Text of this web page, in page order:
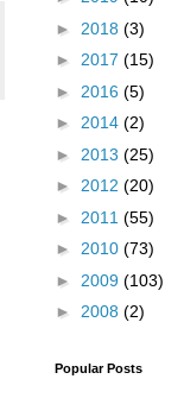
► 2018 (3)
► 2017 (15)
► 2016 (5)
► 2014 (2)
► 2013 (25)
► 2012 (20)
► 2011 (55)
► 2010 (73)
► 2009 (103)
► 2008 (2)
Popular Posts